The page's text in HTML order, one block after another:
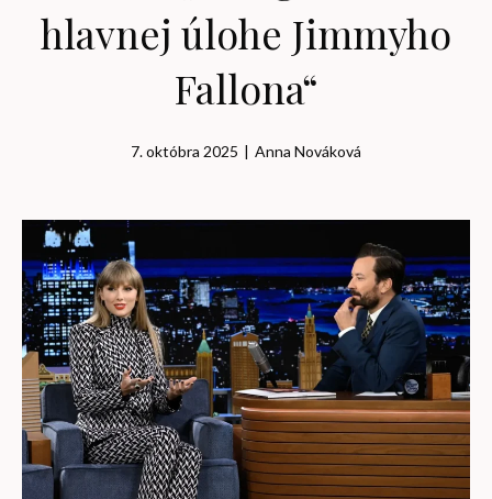
hlavnej úlohe Jimmyho
Fallona“
7. októbra 2025 | Anna Nováková